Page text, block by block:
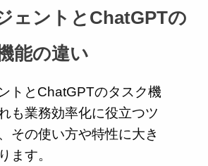
ェントとChatGPTの
能の違い
トとChatGPTのタスク機
も業務効率化に役立つツ
その使い方や特性に大き
ます。